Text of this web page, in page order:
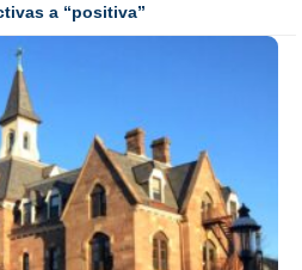
a “positiva”